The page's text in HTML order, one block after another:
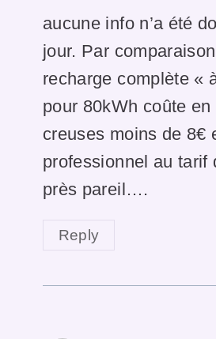
aucune info n’a été
jour. Par
recharge complète «
pour 80kWh coûte en
creuses moins de 8€
professionnel au tarif
près pareil….
Reply